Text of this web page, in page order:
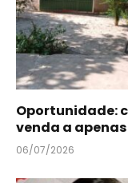
Oportunidade:
venda a apenas
06/07/2026